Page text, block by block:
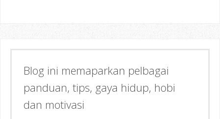
Blog ini memaparkan pelbagai
panduan, tips, gaya hidup, hobi
dan motivasi